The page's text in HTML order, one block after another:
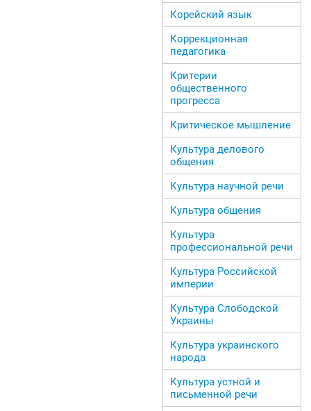
Корейский язык
Коррекционная
педагогика
Критерии
общественного
прогресса
Критическое мышление
Культура делового
общения
Культура научной речи
Культура общения
Культура
профессиональной речи
Культура Российской
империи
Культура Слободской
Украины
Культура украинского
народа
Культура устной и
письменной речи